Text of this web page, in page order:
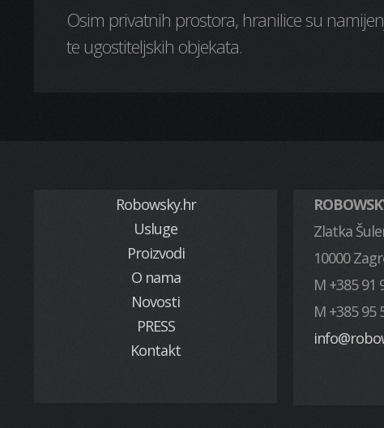
Osim privatnih prostora, hranilice su
te ugostiteljskih objekata.
Robowsky.hr
Usluge
Proizvodi
O nama
Novosti
PRESS
Kontakt
Zlatka
10000
M +385 91
M +385 95